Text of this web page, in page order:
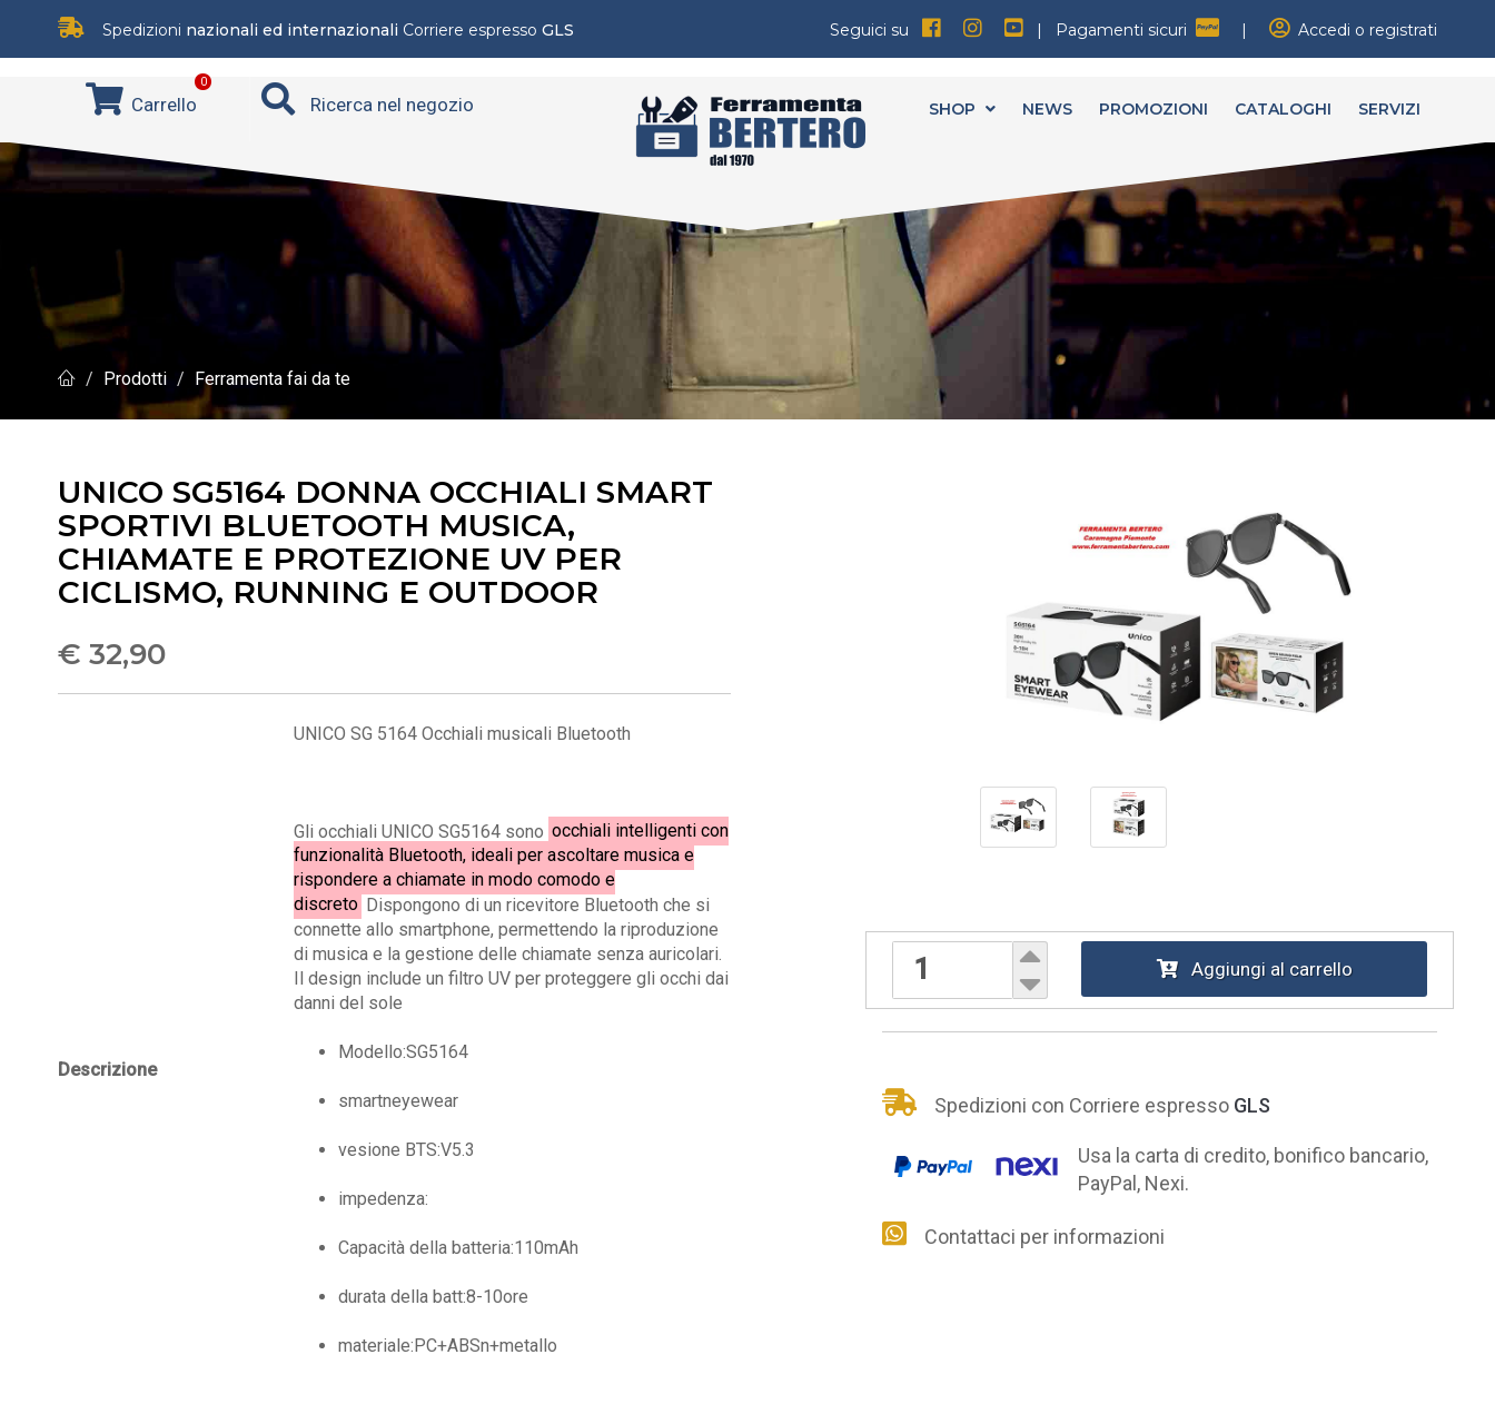
Spedizioni nazionali ed internazionali Corriere espresso GLS Seguici su | Pagamenti sicuri | Accedi o registrati
0
Carrello Ricerca nel negozio SHOP NEWS PROMOZIONI CATALOGHI SERVIZI
Prodotti Ferramenta fai da te
UNICO SG5164 DONNA OCCHIALI SMART
SPORTIVI BLUETOOTH MUSICA,
CHIAMATE E PROTEZIONE UV PER
CICLISMO, RUNNING E OUTDOOR
€ 32,90
Descrizione
UNICO SG 5164 Occhiali musicali Bluetooth
Gli occhiali UNICO SG5164 sono occhiali intelligenti con
funzionalità Bluetooth, ideali per ascoltare musica e
rispondere a chiamate in modo comodo e
discreto Dispongono di un ricevitore Bluetooth che si
connette allo smartphone, permettendo la riproduzione
di musica e la gestione delle chiamate senza auricolari.
Il design include un filtro UV per proteggere gli occhi dai
danni del sole
Modello:SG5164
smartneyewear
vesione BTS:V5.3
impedenza:
Capacità della batteria:110mAh
durata della batt:8-10ore
materiale:PC+ABSn+metallo
Aggiungi al carrello
Spedizioni con Corriere espresso GLS
Usa la carta di credito, bonifico bancario,
PayPal, Nexi.
Contattaci per informazioni